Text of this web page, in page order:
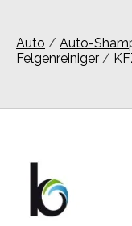
Auto / Auto-
Felgenreiniger /